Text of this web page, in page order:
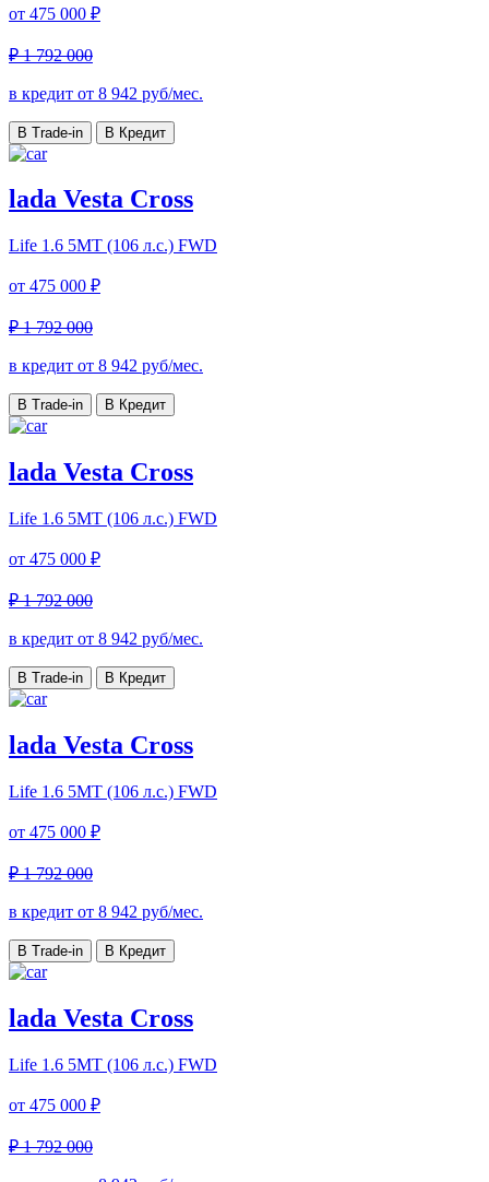
от 475 000 ₽
₽ 1 792 000
в кредит от 8 942 руб/мес.
В Trade-in В Кредит
lada Vesta Cross
Life 1.6 5MT (106 л.с.) FWD
от 475 000 ₽
₽ 1 792 000
в кредит от 8 942 руб/мес.
В Trade-in В Кредит
lada Vesta Cross
Life 1.6 5MT (106 л.с.) FWD
от 475 000 ₽
₽ 1 792 000
в кредит от 8 942 руб/мес.
В Trade-in В Кредит
lada Vesta Cross
Life 1.6 5MT (106 л.с.) FWD
от 475 000 ₽
₽ 1 792 000
в кредит от 8 942 руб/мес.
В Trade-in В Кредит
lada Vesta Cross
Life 1.6 5MT (106 л.с.) FWD
от 475 000 ₽
₽ 1 792 000